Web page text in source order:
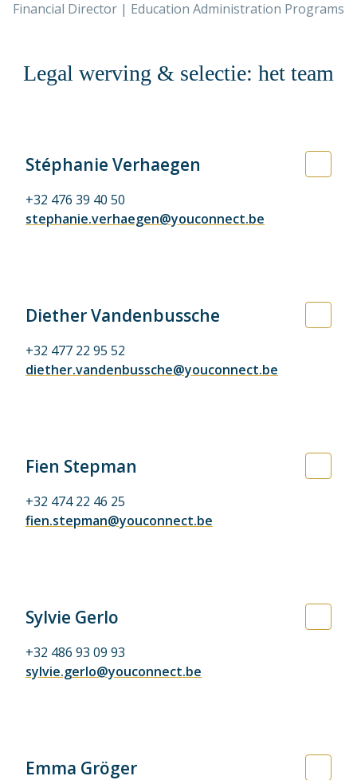
Financial Director | Education Administration Programs
Legal werving & selectie: het team
Stéphanie Verhaegen
+32 476 39 40 50
stephanie.verhaegen@youconnect.be
Diether Vandenbussche
+32 477 22 95 52
diether.vandenbussche@youconnect.be
Fien Stepman
+32 474 22 46 25
fien.stepman@youconnect.be
Sylvie Gerlo
+32 486 93 09 93
sylvie.gerlo@youconnect.be
Emma Gröger